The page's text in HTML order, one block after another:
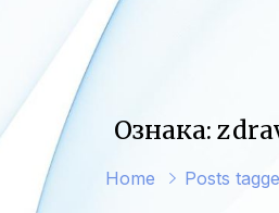
Ознака:
Home Posts